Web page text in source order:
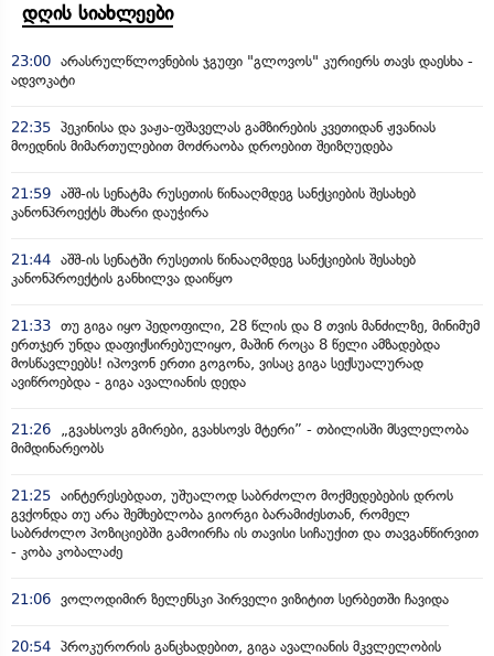
დღის სიახლეები
23:00 არასრულწლოვნების ჯგუფი "გლოვოს" კურიერს თავს დაესხა -
ადვოკატი
22:35 პეკინისა და ვაჟა-ფშაველას გამზირების კვეთიდან ჟვანიას
მოედნის მიმართულებით მოძრაობა დროებით შეიზღუდება
21:59 აშშ-ის სენატმა რუსეთის წინააღმდეგ სანქციების შესახებ
კანონპროექტს მხარი დაუჭირა
21:44 აშშ-ის სენატში რუსეთის წინააღმდეგ სანქციების შესახებ
კანონპროექტის განხილვა დაიწყო
21:33 თუ გიგა იყო პედოფილი, 28 წლის და 8 თვის მანძილზე, მინიმუმ
ერთჯერ უნდა დაფიქსირებულიყო, მაშინ როცა 8 წელი ამზადებდა
მოსწავლეებს! იპოვონ ერთი გოგონა, ვისაც გიგა სექსუალურად
ავიწროებდა - გიგა ავალიანის დედა
21:26
„გვახსოვს გმირები, გვახსოვს მტერი” - თბილისში მსვლელობა
მიმდინარეობს
21:25 აინტერესებდათ, უშუალოდ საბრძოლო მოქმედებების დროს
გვქონდა თუ არა შემხებლობა გიორგი ბარამიძესთან, რომელ
საბრძოლო პოზიციებში გამოირჩა ის თავისი სიჩაუქით და თავგანწირვით
- კობა კობალაძე
21:06 ვოლოდიმირ ზელენსკი პირველი ვიზიტით სერბეთში ჩავიდა
20:54 პროკურორის განცხადებით, გიგა ავალიანის მკვლელობის